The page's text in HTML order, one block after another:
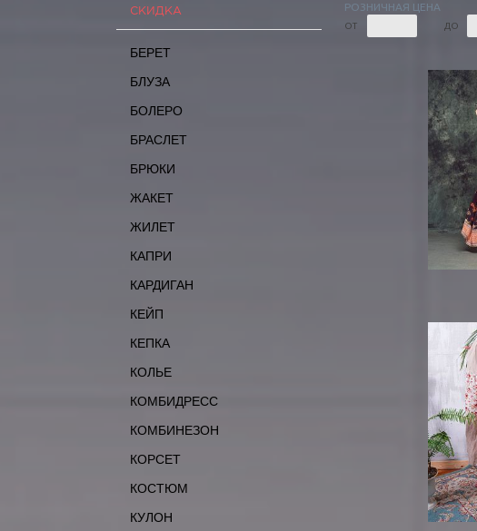
РОЗНИЧНАЯ ЦЕНА
ОТ ДО
СКИДКА
БЕРЕТ
БЛУЗА
БОЛЕРО
БРАСЛЕТ
БРЮКИ
ЖАКЕТ
ЖИЛЕТ
КАПРИ
КАРДИГАН
КЕЙП
КЕПКА
КОЛЬЕ
КОМБИДРЕСС
КОМБИНЕЗОН
КОРСЕТ
КОСТЮМ
КУЛОН